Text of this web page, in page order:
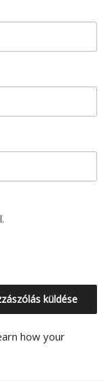
how your